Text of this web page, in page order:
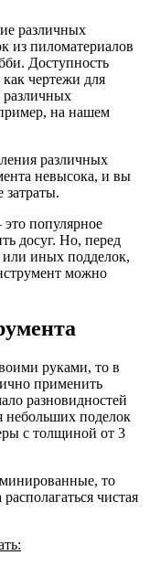
различных
из пиломатериалов
Доступность
как чертежи для
на нашем
различных
невысока, и вы
затраты.
популярное
досуг. Но, перед
или иных подделок,
можно
руками, то в
применить
разновидностей
небольших поделок
с толщиной от 3
то
чистая